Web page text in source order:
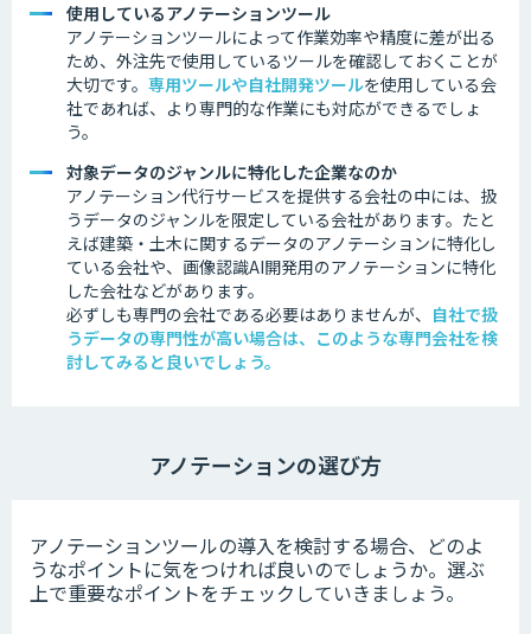
使用しているアノテーションツール
アノテーションツールによって作業効率や精度に差が出る
ため、外注先で使用しているツールを確認しておくことが
大切です。 専用ツールや自社開発ツールを使用している会
社であれば、より専門的な作業にも対応ができるでしょ
う。
対象データのジャンルに特化した企業なのか
アノテーション代行サービスを提供する会社の中には、扱
うデータのジャンルを限定している会社があります。 たと
えば建築・土木に関するデータのアノテーションに特化し
ている会社や、画像認識AI開発用のアノテーションに特化
した会社などがあります。
必ずしも専門の会社である必要はありませんが、 自社で扱
うデータの専門性が高い場合は、このような専門会社を検
討してみると良いでしょう。
アノテーションの選び方
アノテーションツールの導入を検討する場合、どのよ
うなポイントに気をつければ良いのでしょうか。選ぶ
上で重要なポイントをチェックしていきましょう。